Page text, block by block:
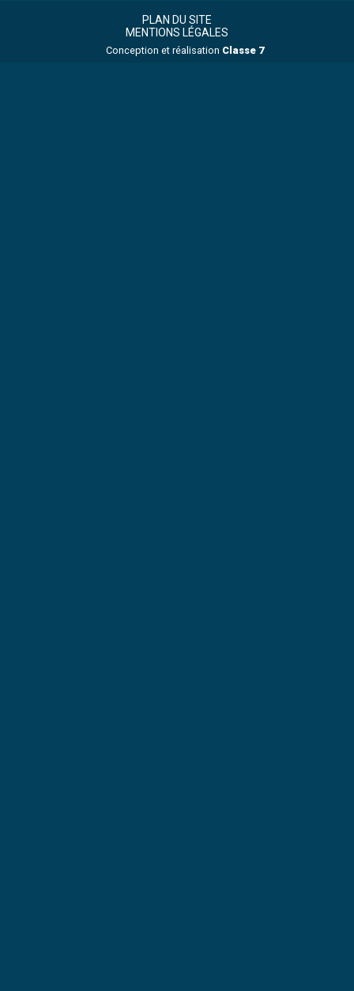
Principale
PLAN DU SITE
MENTIONS LÉGALES
Conception et réalisation Classe 7